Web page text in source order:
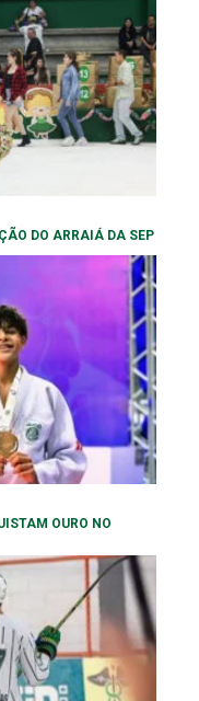
DO ARRAIÁ DA SEP
OURO NO